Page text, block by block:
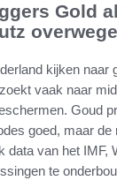
Gold
kijken naar
vaak naar
Goud
goed, maar de
data van het IMF,
te